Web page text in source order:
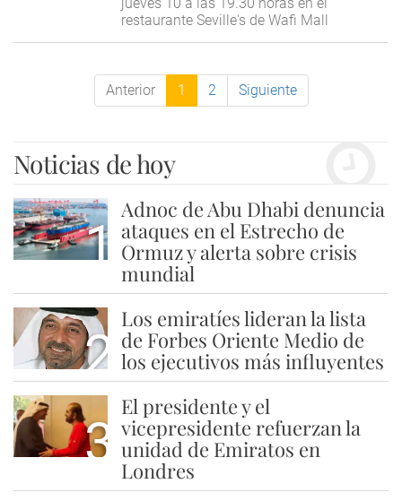
restaurante Seville's de Wafi Mall
Anterior 1 2 Siguiente
Noticias de hoy
1
Adnoc de Abu Dhabi denuncia
ataques en el Estrecho de
Ormuz y alerta sobre crisis
mundial
2
Los emiratíes lideran la lista
de Forbes Oriente Medio de
los ejecutivos más influyentes
3
El presidente y el
vicepresidente refuerzan la
unidad de Emiratos en
Londres